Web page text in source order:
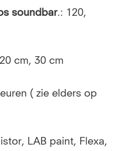
soundbar.: 120,
cm, 30 cm
( zie elders op
LAB paint, Flexa,